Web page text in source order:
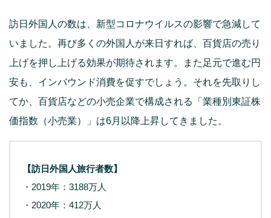
訪日外国人の数は、新型コロナウイルスの影響で急減して
いました。再び多くの外国人が来日すれば、百貨店の売り
上げを押し上げる効果が期待されます。また足元で進む円
安も、インバウンド消費を促すでしょう。それを先取りし
てか、百貨店などの小売企業で構成される「業種別東証株
価指数（小売業）」は6月以降上昇してきました。
【訪日外国人旅行者数】
・2019年：3188万人
・2020年：412万人